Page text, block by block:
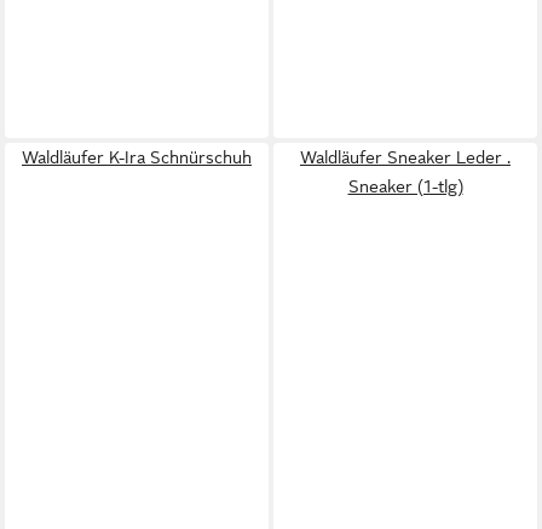
Waldläufer K-Ira Schnürschuh
Waldläufer Sneaker Leder .
Sneaker (1-tlg)